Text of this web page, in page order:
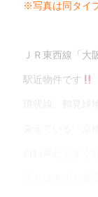
※写真は同タイ
ＪＲ東西線「大
駅近物件です
周りは大川と寝